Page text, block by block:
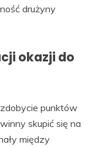
drużyny
okazji do
punktów
skupić się na
między